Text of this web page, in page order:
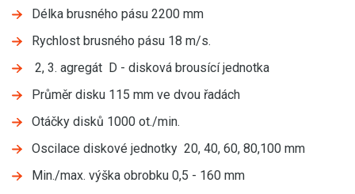
Délka brusného pásu 2200 mm
Rychlost brusného pásu 18 m/s.
2, 3. agregát D - disková brousící jednotka
Průměr disku 115 mm ve dvou řadách
Otáčky disků 1000 ot./min.
Oscilace diskové jednotky 20, 40, 60, 80,100 mm
Min./max. výška obrobku 0,5 - 160 mm